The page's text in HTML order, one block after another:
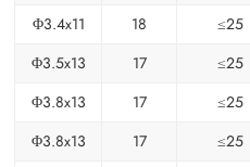
Φ3.4x11
18 ≤25
Φ3.5x13
17 ≤25
Φ3.8x13
17 ≤25
Φ3.8x13
17 ≤25